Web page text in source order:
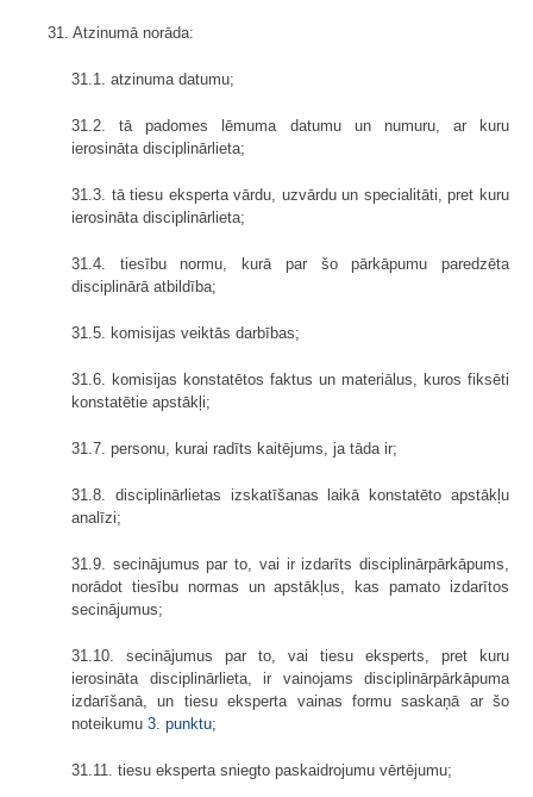
31. Atzinumā norāda:
31.1. atzinuma datumu;
31.2. tā padomes lēmuma datumu un numuru, ar kuru
ierosināta disciplinārlieta;
31.3. tā tiesu eksperta vārdu, uzvārdu un specialitāti, pret kuru
ierosināta disciplinārlieta;
31.4. tiesību normu, kurā par šo pārkāpumu paredzēta
disciplinārā atbildība;
31.5. komisijas veiktās darbības;
31.6. komisijas konstatētos faktus un materiālus, kuros fiksēti
konstatētie apstākļi;
31.7. personu, kurai radīts kaitējums, ja tāda ir;
31.8. disciplinārlietas izskatīšanas laikā konstatēto apstākļu
analīzi;
31.9. secinājumus par to, vai ir izdarīts disciplinārpārkāpums,
norādot tiesību normas un apstākļus, kas pamato izdarītos
secinājumus;
31.10. secinājumus par to, vai tiesu eksperts, pret kuru
ierosināta disciplinārlieta, ir vainojams disciplinārpārkāpuma
izdarīšanā, un tiesu eksperta vainas formu saskaņā ar šo
noteikumu 3. punktu;
31.11. tiesu eksperta sniegto paskaidrojumu vērtējumu;